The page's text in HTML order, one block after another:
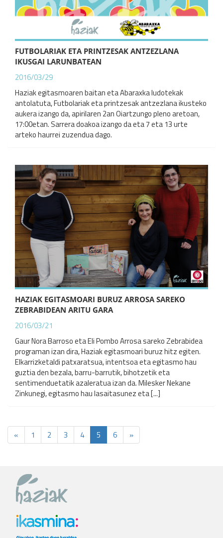
FUTBOLARIAK ETA PRINTZESAK ANTZEZLANA
IKUSGAI LARUNBATEAN
2016/03/29
Haziak egitasmoaren baitan eta Abaraxka ludotekak
antolatuta, Futbolariak eta printzesak antzezlana ikusteko
aukera izango da, apirilaren 2an Oiartzungo pleno aretoan,
17:00etan. Sarrera doakoa izango da eta 7 eta 13 urte
arteko haurrei zuzendua dago.
HAZIAK EGITASMOARI BURUZ ARROSA SAREKO
ZEBRABIDEAN ARITU GARA
2016/03/21
Gaur Nora Barroso eta Eli Pombo Arrosa sareko Zebrabidea
programan izan dira, Haziak egitasmoari buruz hitz egiten.
Elkarrizketaldi patxaratsua, intentsoa eta egitasmo hau
guztia den bezala, barru-barrutik, bihotzetik eta
sentimenduetatik azaleratua izan da. Milesker Nekane
Zinkunegi, egitasmo hau lasaitasunez eta [...]
« 1 2 3 4 5 6 »